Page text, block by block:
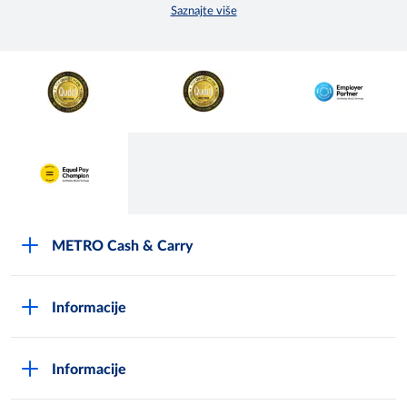
Saznajte više
METRO Cash & Carry
Informacije
Informacije